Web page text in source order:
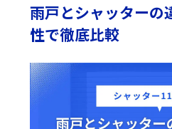
雨戸とシャッターの
性で徹底比較